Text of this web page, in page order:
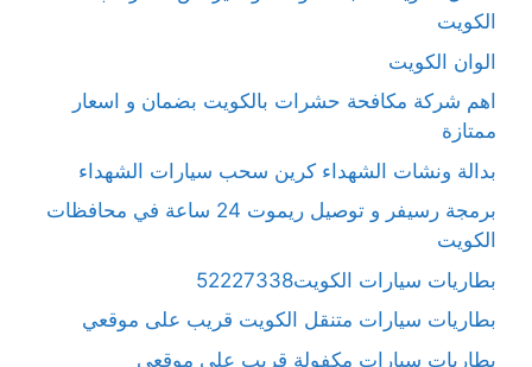
الكويت
الوان الكويت
اهم شركة مكافحة حشرات بالكويت بضمان و اسعار
ممتازة
بدالة ونشات الشهداء كرين سحب سيارات الشهداء
برمجة رسيفر و توصيل ريموت 24 ساعة في محافظات
الكويت
بطاريات سيارات الكويت52227338
بطاريات سيارات متنقل الكويت قريب على موقعي
بطاريات سيارات مكفولة قريب على موقعي